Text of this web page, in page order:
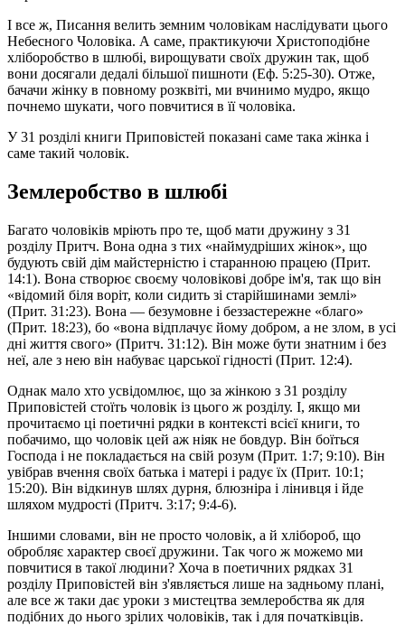
І все ж, Писання велить земним чоловікам наслідувати цього
Небесного Чоловіка. А саме, практикуючи Христоподібне
хліборобство в шлюбі, вирощувати своїх дружин так, щоб
вони досягали дедалі більшої пишноти (Еф. 5:25-30). Отже,
бачачи жінку в повному розквіті, ми вчинимо мудро, якщо
почнемо шукати, чого повчитися в її чоловіка.
У 31 розділі книги Приповістей показані саме така жінка і
саме такий чоловік.
Землеробство в шлюбі
Багато чоловіків мріють про те, щоб мати дружину з 31
розділу Притч. Вона одна з тих «наймудріших жінок», що
будують свій дім майстерністю і старанною працею (Прит.
14:1). Вона створює своєму чоловікові добре ім'я, так що він
«відомий біля воріт, коли сидить зі старійшинами землі»
(Прит. 31:23). Вона — безумовне і беззастережне «благо»
(Прит. 18:23), бо «вона відплачує йому добром, а не злом, в усі
дні життя свого» (Притч. 31:12). Він може бути знатним і без
неї, але з нею він набуває царської гідності (Прит. 12:4).
Однак мало хто усвідомлює, що за жінкою з 31 розділу
Приповістей стоїть чоловік із цього ж розділу. І, якщо ми
прочитаємо ці поетичні рядки в контексті всієї книги, то
побачимо, що чоловік цей аж ніяк не бовдур. Він боїться
Господа і не покладається на свій розум (Прит. 1:7; 9:10). Він
увібрав вчення своїх батька і матері і радує їх (Прит. 10:1;
15:20). Він відкинув шлях дурня, блюзніра і лінивця і йде
шляхом мудрості (Притч. 3:17; 9:4-6).
Іншими словами, він не просто чоловік, а й хлібороб, що
обробляє характер своєї дружини. Так чого ж можемо ми
повчитися в такої людини? Хоча в поетичних рядках 31
розділу Приповістей він з'являється лише на задньому плані,
але все ж таки дає уроки з мистецтва землеробства як для
подібних до нього зрілих чоловіків, так і для початківців.